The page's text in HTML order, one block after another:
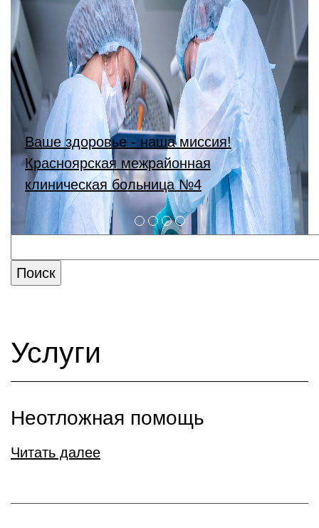
Ваше здоровье - наша миссия!
Красноярская межрайонная
клиническая больница №4
Услуги
Неотложная помощь
Читать далее